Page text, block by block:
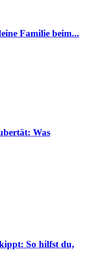
Familie beim...
Was
So hilfst du,